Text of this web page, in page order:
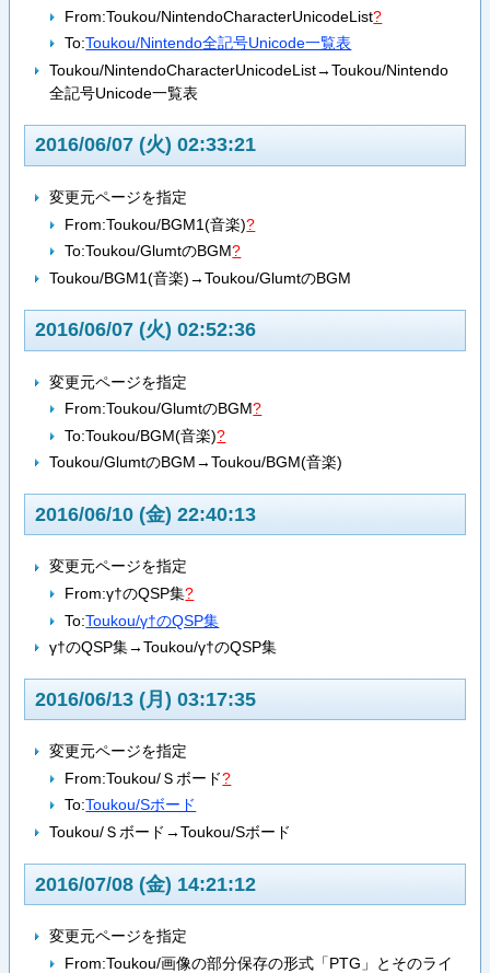
From:Toukou/NintendoCharacterUnicodeList?
To:Toukou/Nintendo全記号Unicode一覧表
Toukou/NintendoCharacterUnicodeList→Toukou/Nintendo
全記号Unicode一覧表
2016/06/07 (火) 02:33:21
変更元ページを指定
From:Toukou/BGM1(音楽)?
To:Toukou/GlumtのBGM?
Toukou/BGM1(音楽)→Toukou/GlumtのBGM
2016/06/07 (火) 02:52:36
変更元ページを指定
From:Toukou/GlumtのBGM?
To:Toukou/BGM(音楽)?
Toukou/GlumtのBGM→Toukou/BGM(音楽)
2016/06/10 (金) 22:40:13
変更元ページを指定
From:γ†のQSP集?
To:Toukou/γ†のQSP集
γ†のQSP集→Toukou/γ†のQSP集
2016/06/13 (月) 03:17:35
変更元ページを指定
From:Toukou/Ｓボード?
To:Toukou/Sボード
Toukou/Ｓボード→Toukou/Sボード
2016/07/08 (金) 14:21:12
変更元ページを指定
From:Toukou/画像の部分保存の形式「PTG」とそのライ